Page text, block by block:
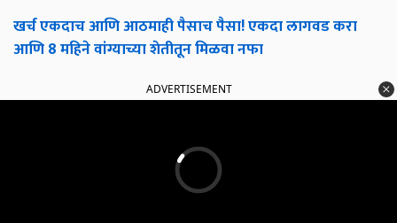
खर्च एकदाच आणि आठमाही पैसाच पैसा! एकदा लागवड करा
आणि 8 महिने वांग्याच्या शेतीतून मिळवा नफा
ADVERTISEMENT